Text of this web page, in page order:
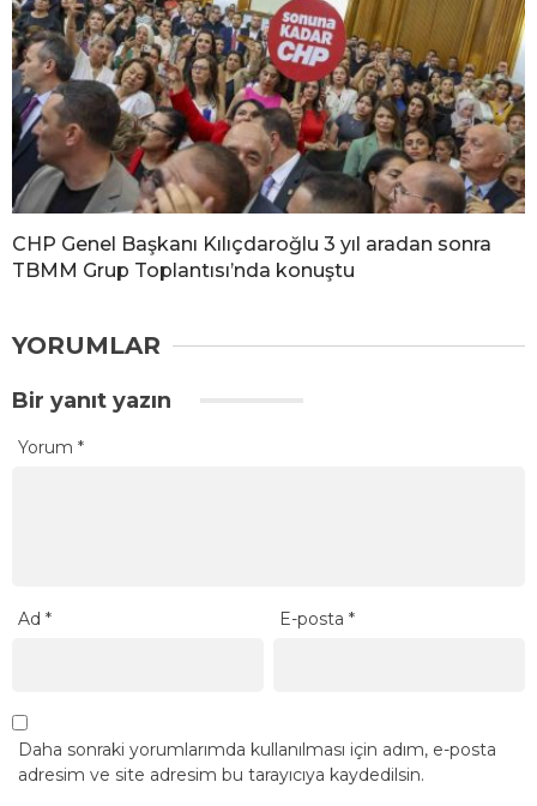
CHP Genel Başkanı Kılıçdaroğlu 3 yıl aradan sonra
TBMM Grup Toplantısı’nda konuştu
YORUMLAR
Bir yanıt yazın
Yorum *
Ad * E-posta*
Daha sonraki yorumlarımda kullanılması için adım, e-posta
adresim ve site adresim bu tarayıcıya kaydedilsin.